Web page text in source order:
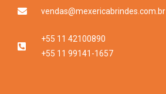
vendas@mexericabrindes.com.br
+55 11 42100890
+55 11 99141-1657